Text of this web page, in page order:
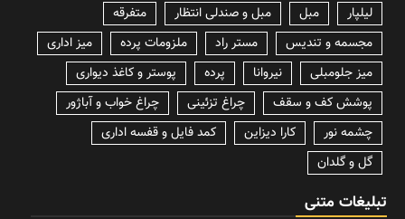
لیلپار
مبل مبل و صندلی انتظار
متفرقه
مجسمه و تندیس
مستر راد ملزومات پرده
میز اداری
میز جلومبلی
نیروانا پرده
پوستر و کاغذ دیواری
پوشش کف و سقف
چراغ تزئینی
چراغ خواب و آباژور
چشمه نور
کارا دیزاین
کمد فایل و قفسه اداری
گل و گلدان
تبلیغات متنی